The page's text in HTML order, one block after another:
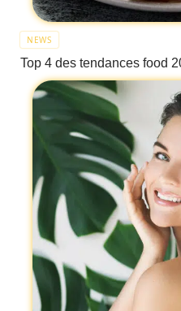
NEWS
Top 4 des tendances food